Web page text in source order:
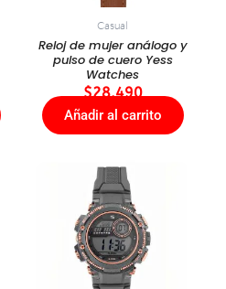
Casual
Reloj de mujer análogo y
pulso de cuero Yess
Watches
$28.490
Añadir al carrito